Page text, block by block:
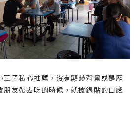
王子私心推薦，沒有顯赫背景或是歷
朋友帶去吃的時候，就被鍋貼的口感